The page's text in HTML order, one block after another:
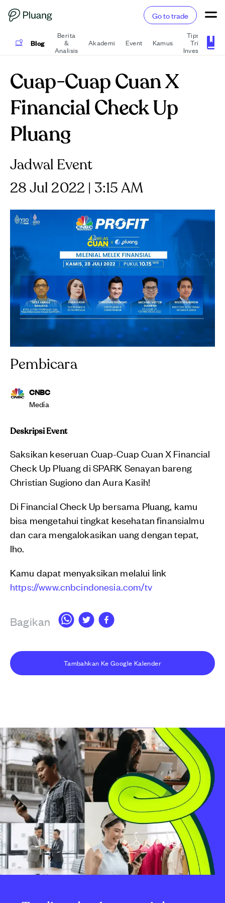
Go to trade
Blog
Berita
&
Analisis
Akademi Event Kamus
Tips &
Trik
Investasi
Cuap-Cuap Cuan X
Financial Check Up
Pluang
Jadwal Event
28 Jul 2022 | 3:15 AM
Pembicara
CNBC
Media
Deskripsi Event
Saksikan keseruan Cuap-Cuap Cuan X Financial
Check Up Pluang di SPARK Senayan bareng
Christian Sugiono dan Aura Kasih!
Di Financial Check Up bersama Pluang, kamu
bisa mengetahui tingkat kesehatan finansialmu
dan cara mengalokasikan uang dengan tepat,
lho.
Kamu dapat menyaksikan melalui link
https://www.cnbcindonesia.com/tv
Bagikan
Tambahkan Ke Google Kalender